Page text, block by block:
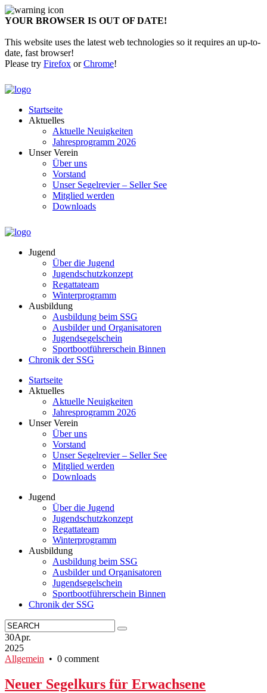
YOUR BROWSER IS OUT OF DATE!
This website uses the latest web technologies so it requires an up-to-
date, fast browser!
Please try Firefox orChrome!
Startseite
Aktuelles
Aktuelle Neuigkeiten
Jahresprogramm 2026
Unser Verein
Über uns
Vorstand
Unser Segelrevier – Seller See
Mitglied werden
Downloads
Jugend
Über die Jugend
Jugendschutzkonzept
Regattateam
Winterprogramm
Ausbildung
Ausbildung beim SSG
Ausbilder und Organisatoren
Jugendsegelschein
Sportbootführerschein Binnen
Chronik der SSG
Startseite
Aktuelles
Aktuelle Neuigkeiten
Jahresprogramm 2026
Unser Verein
Über uns
Vorstand
Unser Segelrevier – Seller See
Mitglied werden
Downloads
Jugend
Über die Jugend
Jugendschutzkonzept
Regattateam
Winterprogramm
Ausbildung
Ausbildung beim SSG
Ausbilder und Organisatoren
Jugendsegelschein
Sportbootführerschein Binnen
Chronik der SSG
30Apr.
2025
Allgemein • 0 comment
Neuer Segelkurs für Erwachsene